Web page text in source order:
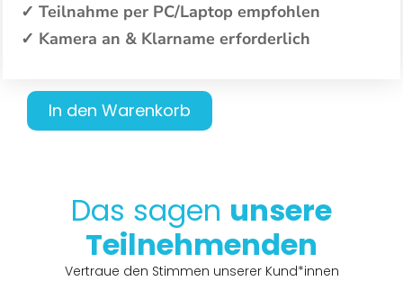
✓ Teilnahme per PC/Laptop empfohlen
✓ Kamera an & Klarname erforderlich
In den Warenkorb
Das sagen unsere
Teilnehmenden
Vertraue den Stimmen unserer Kund*innen